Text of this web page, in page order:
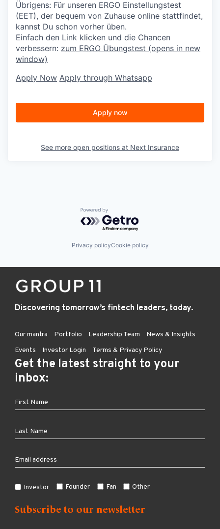
Übrigens: Für unseren ERGO Einstellungstest
(EET), der bequem von Zuhause online stattfindet,
kannst Du schon vorher üben.
Einfach den Link klicken und die Chancen
verbessern: zum ERGO Übungstest (opens in new
window)
Apply Now Apply through Whatsapp
Apply now
See more open positions at Next Insurance
Powered by Getro.com
Privacy policyCookie policy
Discovering tomorrow’s fintech leaders, today.
Our mantra Portfolio Leadership Team
News & Insights
Events
Investor Login Terms & Privacy Policy
Get the latest straight to your
inbox:
Investor Founder Fan Other